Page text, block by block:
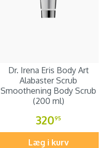
Dr. Irena Eris Body Art
Alabaster Scrub
Smoothening Body Scrub
(200 ml)
32095
Læg i kurv